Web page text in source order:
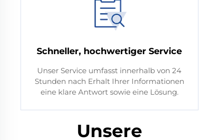
Schneller, hochwertiger Service
Unser Service umfasst innerhalb von 24
Stunden nach Erhalt Ihrer Informationen
eine klare Antwort sowie eine Lösung.
Unsere